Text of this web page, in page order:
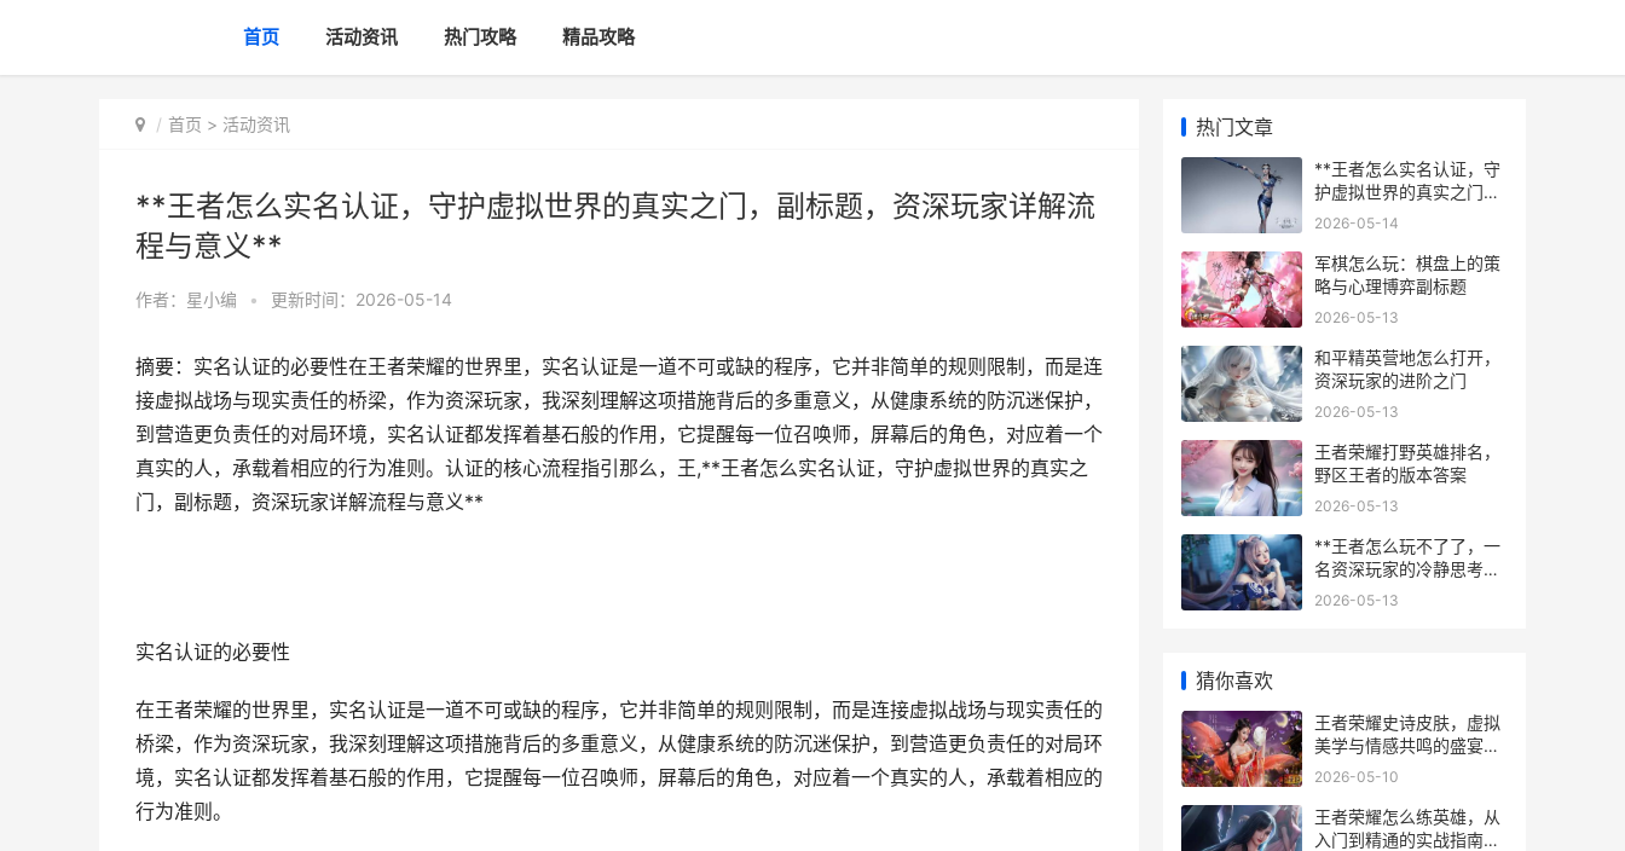
首页 活动资讯 热门攻略 精品攻略
首页 > 活动资讯
**王者怎么实名认证，守护虚拟世界的真实之门，副标题，资深玩家详解流
程与意义**
作者： 星小编 • 更新时间：2026-05-14
摘要：实名认证的必要性在王者荣耀的世界里，实名认证是一道不可或缺的程序，它并非简单的规则限制，而是连
接虚拟战场与现实责任的桥梁，作为资深玩家，我深刻理解这项措施背后的多重意义，从健康系统的防沉迷保护，
到营造更负责任的对局环境，实名认证都发挥着基石般的作用，它提醒每一位召唤师，屏幕后的角色，对应着一个
真实的人，承载着相应的行为准则。认证的核心流程指引那么，王,**王者怎么实名认证，守护虚拟世界的真实之
门，副标题，资深玩家详解流程与意义**
实名认证的必要性
在王者荣耀的世界里，实名认证是一道不可或缺的程序，它并非简单的规则限制，而是连接虚拟战场与现实责任的
桥梁，作为资深玩家，我深刻理解这项措施背后的多重意义，从健康系统的防沉迷保护，到营造更负责任的对局环
境，实名认证都发挥着基石般的作用，它提醒每一位召唤师，屏幕后的角色，对应着一个真实的人，承载着相应的
行为准则。
热门文章
**王者怎么实名认证，守
护虚拟世界的真实之门，
副标题，资深玩家详解流
2026-05-14
军棋怎么玩：棋盘上的策
略与心理博弈副标题
2026-05-13
和平精英营地怎么打开，
资深玩家的进阶之门
2026-05-13
王者荣耀打野英雄排名，
野区王者的版本答案
2026-05-13
**王者怎么玩不了了，一
名资深玩家的冷静思考与
应对**
2026-05-13
猜你喜欢
王者荣耀史诗皮肤，虚拟
美学与情感共鸣的盛宴，
副标题，指尖绽放的视觉
2026-05-10
王者荣耀怎么练英雄，从
入门到精通的实战指南副